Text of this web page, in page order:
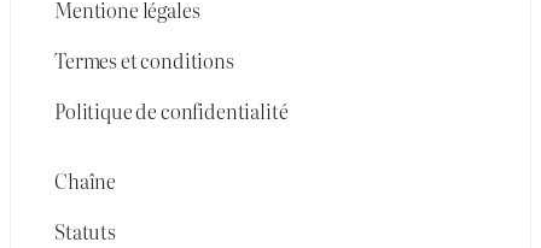
Mentione légales
Termes et conditions
Politique de confidentialité
Chaîne
Statuts